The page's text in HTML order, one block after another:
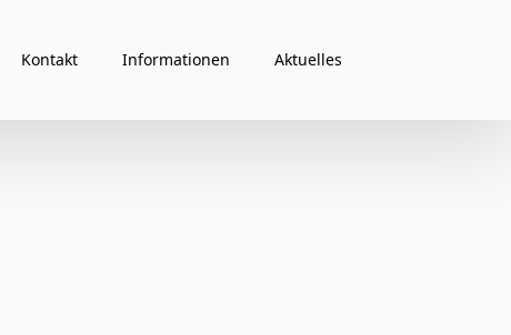
Kontakt Informationen Aktuelles